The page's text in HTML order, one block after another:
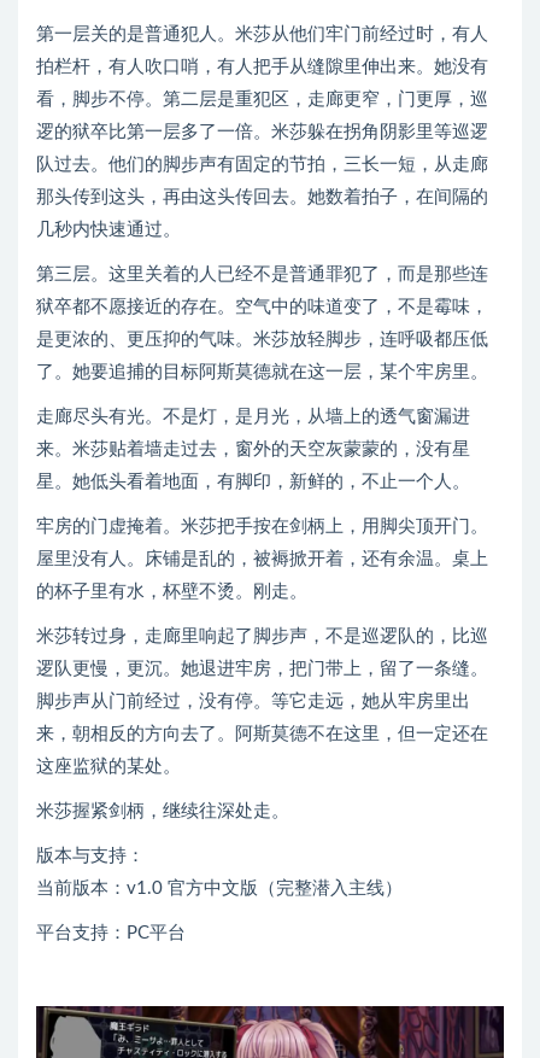
第一层关的是普通犯人。米莎从他们牢门前经过时，有人
拍栏杆，有人吹口哨，有人把手从缝隙里伸出来。她没有
看，脚步不停。第二层是重犯区，走廊更窄，门更厚，巡
逻的狱卒比第一层多了一倍。米莎躲在拐角阴影里等巡逻
队过去。他们的脚步声有固定的节拍，三长一短，从走廊
那头传到这头，再由这头传回去。她数着拍子，在间隔的
几秒内快速通过。
第三层。这里关着的人已经不是普通罪犯了，而是那些连
狱卒都不愿接近的存在。空气中的味道变了，不是霉味，
是更浓的、更压抑的气味。米莎放轻脚步，连呼吸都压低
了。她要追捕的目标阿斯莫德就在这一层，某个牢房里。
走廊尽头有光。不是灯，是月光，从墙上的透气窗漏进
来。米莎贴着墙走过去，窗外的天空灰蒙蒙的，没有星
星。她低头看着地面，有脚印，新鲜的，不止一个人。
牢房的门虚掩着。米莎把手按在剑柄上，用脚尖顶开门。
屋里没有人。床铺是乱的，被褥掀开着，还有余温。桌上
的杯子里有水，杯壁不烫。刚走。
米莎转过身，走廊里响起了脚步声，不是巡逻队的，比巡
逻队更慢，更沉。她退进牢房，把门带上，留了一条缝。
脚步声从门前经过，没有停。等它走远，她从牢房里出
来，朝相反的方向去了。阿斯莫德不在这里，但一定还在
这座监狱的某处。
米莎握紧剑柄，继续往深处走。
版本与支持：
当前版本：v1.0 官方中文版（完整潜入主线）
平台支持：PC平台